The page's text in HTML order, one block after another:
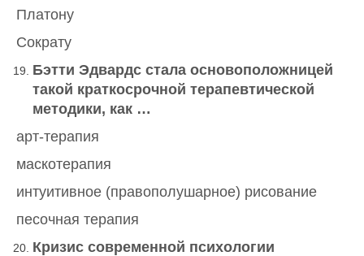
Платону
Сократу
Бэтти Эдвардс стала основоположницей
такой краткосрочной терапевтической
методики, как …
арт-терапия
маскотерапия
интуитивное (правополушарное) рисование
песочная терапия
Кризис современной психологии